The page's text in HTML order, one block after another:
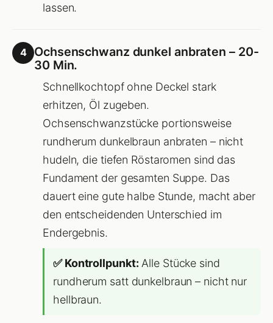
lassen.
4
Ochsenschwanz dunkel anbraten – 20-
30 Min.
Schnellkochtopf ohne Deckel stark
erhitzen, Öl zugeben.
Ochsenschwanzstücke portionsweise
rundherum dunkelbraun anbraten – nicht
hudeln, die tiefen Röstaromen sind das
Fundament der gesamten Suppe. Das
dauert eine gute halbe Stunde, macht aber
den entscheidenden Unterschied im
Endergebnis.
✅ Kontrollpunkt: Alle Stücke sind
rundherum satt dunkelbraun – nicht nur
hellbraun.